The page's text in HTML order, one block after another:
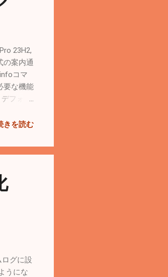
23H2,
の案内通
コマ
要な機能
フォル
きを読む
ログに設
うにな